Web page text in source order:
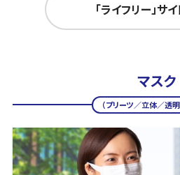
「ライフリー」サ
マスク
（プリーツ／立体／透明